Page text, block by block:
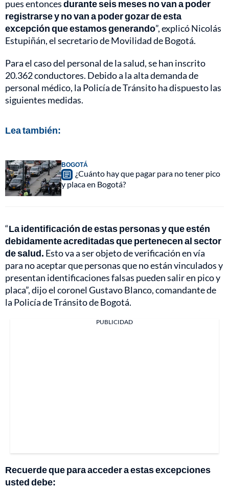
pues entoncesdurante seis meses no van a poder
registrarse y no van a poder gozar de esta
excepción que estamos generando”, explicó Nicolás
Estupiñán, el secretario de Movilidad de Bogotá.
Para el caso del personal de la salud, se han inscrito
20.362 conductores. Debido a la alta demanda de
personal médico, la Policía de Tránsito ha dispuesto las
siguientes medidas.
Lea también:
BOGOTÁ
¿Cuánto hay que pagar para no tener pico
y placa en Bogotá?
“La identificación de estas personas y que estén
debidamente acreditadas que pertenecen al sector
de salud. Esto va a ser objeto de verificación en vía
para no aceptar que personas que no están vinculados y
presentan identificaciones falsas pueden salir en pico y
placa”, dijo el coronel Gustavo Blanco, comandante de
la Policía de Tránsito de Bogotá.
PUBLICIDAD
Recuerde que para acceder a estas excepciones
usted debe: